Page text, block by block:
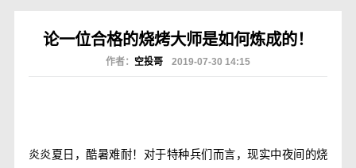
论一位合格的烧烤大师是如何炼成的！
作者： 空投哥 2019-07-30 14:15
炎炎夏日，酷暑难耐！对于特种兵们而言，现实中夜间的烧